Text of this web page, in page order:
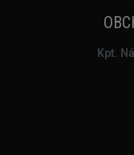
Kpt.